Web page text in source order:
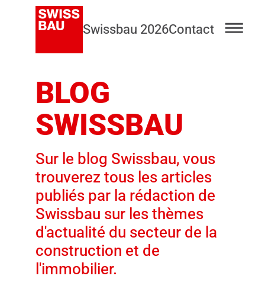
Swissbau 2026Contact
BLOG
SWISSBAU
Sur le blog Swissbau, vous
trouverez tous les articles
publiés par la rédaction de
Swissbau sur les thèmes
d'actualité du secteur de la
construction et de
l'immobilier.